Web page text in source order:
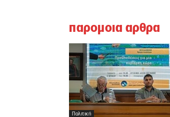
παρομοια αρθρα
Πολιτική